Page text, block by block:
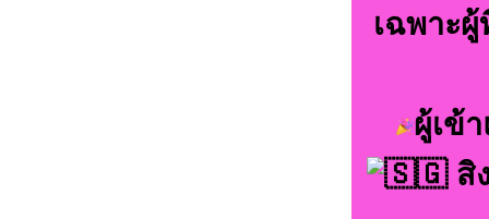
เฉพาะ
ผู้เข้
สิ